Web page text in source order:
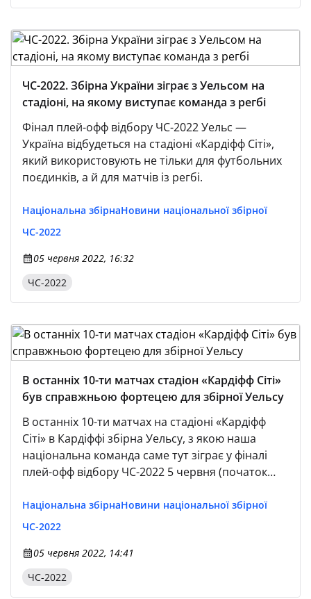
ЧС-2022. Збірна України зіграє з Уельсом на
стадіоні, на якому виступає команда з регбі
Фінал плей-офф відбору ЧС-2022 Уельс —
Україна відбудеться на стадіоні «Кардіфф Сіті»,
який використовують не тільки для футбольних
поєдинків, а й для матчів із регбі.
Національна збірнаНовини національної збірної
ЧС-2022
05 червня 2022, 16:32
ЧС-2022
В останніх 10-ти матчах стадіон «Кардіфф Сіті»
був справжньою фортецею для збірної Уельсу
В останніх 10-ти матчах на стадіоні «Кардіфф
Сіті» в Кардіффі збірна Уельсу, з якою наша
національна команда саме тут зіграє у фіналі
плей-офф відбору ЧС-2022 5 червня (початок
зазнала жодної поразки.
Національна збірнаНовини національної збірної
ЧС-2022
05 червня 2022, 14:41
ЧС-2022